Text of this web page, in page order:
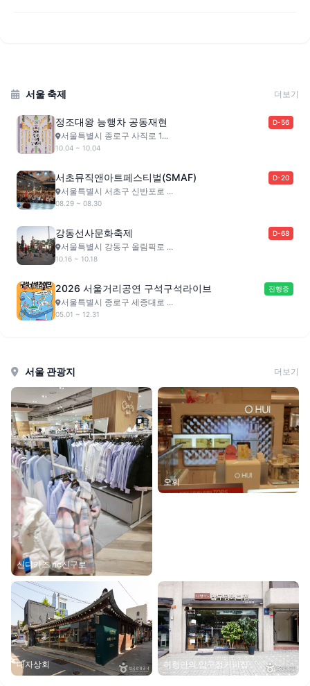
서울 축제 더보기
정조대왕 능행차 공동재현 D-56
서울특별시 종로구 사직로 1...
10.04 ~ 10.04
서초뮤직앤아트페스티벌(SMAF) D-20
서울특별시 서초구 신반포로 ...
08.29 ~ 08.30
강동선사문화축제 D-68
서울특별시 강동구 올림픽로 ...
10.16 ~ 10.18
2026 서울거리공연 구석구석라이브 진행중
서울특별시 종로구 세종대로 ...
05.01 ~ 12.31
서울 관광지 더보기
신디키즈 nc신구로
오휘
내자상회 허형만의 압구정커피집